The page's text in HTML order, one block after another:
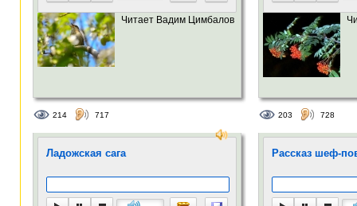
Читает Вадим Цимбалов
214 717 203 728
Ладожская сага Рассказ шеф-